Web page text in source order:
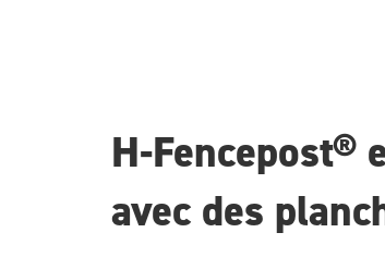
H-Fencepost®
avec des